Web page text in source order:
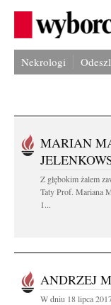
Nekrologi
MARIAN
Z głębokim żalem
Taty Prof. Mariana
1...
ANDRZEJ
W dniu 18 lipca